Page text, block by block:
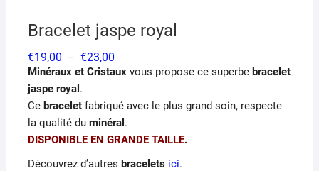
Bracelet jaspe royal
€19,00 – €23,00Plage
de
prix :
€23,00
Minéraux et Cristauxvous propose ce superbe bracelet
jaspe royal .
Ce braceletfabriqué avec le plus grand soin, respecte
la qualité du minéral .
DISPONIBLE EN GRANDE TAILLE.
Découvrez d’autres bracelets ici.